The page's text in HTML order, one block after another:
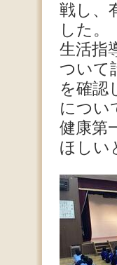
戦し、
した。
生活指
ついて
を確認
につい
健康第
ほしい